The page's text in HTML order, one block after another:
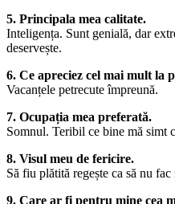
5. Principala mea calitate.
Inteligența. Sunt genială, dar
deservește.
6. Ce apreciez cel mai mult la
Vacanțele petrecute împreună.
7. Ocupația mea preferată.
Somnul. Teribil ce bine mă simt
8. Visul meu de fericire.
Să fiu plătită regește ca să nu
9. Care ar fi pentru mine cea